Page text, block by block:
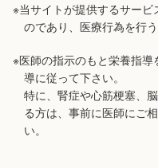
※当サイトが提供するサー
のであり、医療行為を行
※医師の指示のもと栄養指
導に従って下さい。
特に、腎症や心筋梗塞、
る方は、事前に医師にご
い。